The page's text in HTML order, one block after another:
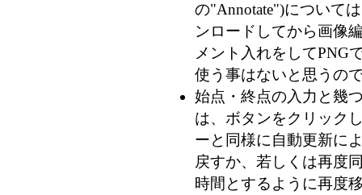
の"Annotate")について
ンロードしてから画像
メント入れをしてPNG
使う事はないと思うの
始点・終点の入力と幾
は、ボタンをクリック
ーと同様に自動更新に
戻すか、若しくは再度
時間とするように再度